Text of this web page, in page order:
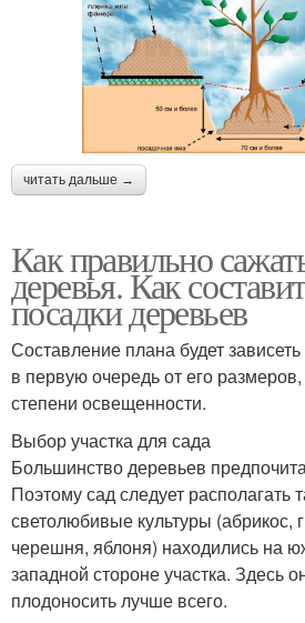
читать дальше →
Как правильно
деревья. Как
посадки деревьев
Составление плана будет
в первую очередь от его
степени освещенности.
Выбор участка для сада
Большинство деревьев
Поэтому сад следует располагать
светолюбивые культуры (абрикос,
черешня, яблоня) находились на
западной стороне участка. Здесь
плодоносить лучше всего.